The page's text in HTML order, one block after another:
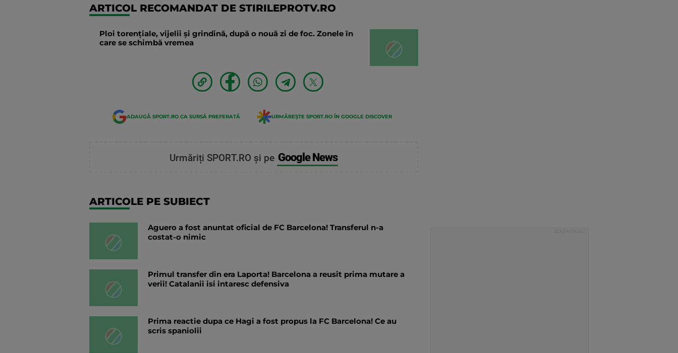
ARTICOL RECOMANDAT DE STIRILEPROTV.RO
Ploi torențiale, vijelii și grindină, după o nouă zi de foc. Zonele în
care se schimbă vremea
ADAUGĂ SPORT.RO CA SURSĂ PREFERATĂ URMĂREȘTE SPORT.RO ÎN GOOGLE DISCOVER
Urmăriți SPORT.RO și pe Google News
ARTICOLE PE SUBIECT
Aguero a fost anuntat oficial de FC Barcelona! Transferul n-a
costat-o nimic
Primul transfer din era Laporta! Barcelona a reusit prima mutare a
verii! Catalanii isi intaresc defensiva
Prima reactie dupa ce Hagi a fost propus la FC Barcelona! Ce au
scris spaniolii